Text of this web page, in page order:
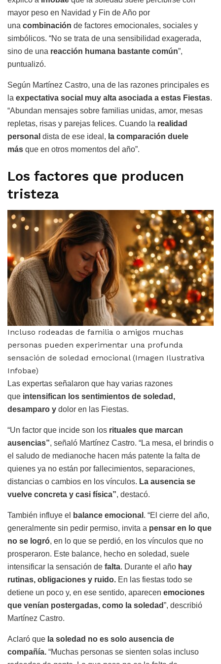
mayor peso en Navidad y Fin de Año por
una combinación de factores emocionales, sociales y
simbólicos. “No se trata de una sensibilidad exagerada,
sino de una reacción humana bastante común”,
puntualizó.
Según Martínez Castro, una de las razones principales es
la expectativa social muy alta asociada a estas Fiestas.
“Abundan mensajes sobre familias unidas, amor, mesas
repletas, risas y parejas felices. Cuando la realidad
personal dista de ese ideal, la comparación duele
más que en otros momentos del año”.
Los factores que producen
tristeza
Incluso rodeadas de familia o amigos muchas
personas pueden experimentar una profunda
sensación de soledad emocional (Imagen Ilustrativa
Infobae)
Las expertas señalaron que hay varias razones
que intensifican los sentimientos de soledad,
desamparo y dolor en las Fiestas.
“Un factor que incide son los rituales que marcan
ausencias”, señaló Martínez Castro. “La mesa, el brindis o
el saludo de medianoche hacen más patente la falta de
quienes ya no están por fallecimientos, separaciones,
distancias o cambios en los vínculos. La ausencia se
vuelve concreta y casi física”, destacó.
También influye el balance emocional . “El cierre del año,
generalmente sin pedir permiso, invita a pensar en lo que
no se logró, en lo que se perdió, en los vínculos que no
prosperaron. Este balance, hecho en soledad, suele
intensificar la sensación de falta. Durante el año hay
rutinas, obligaciones y ruido. En las fiestas todo se
detiene un poco y, en ese sentido, aparecen emociones
que venían postergadas, como la soledad”, describió
Martínez Castro.
Aclaró que la soledad no es solo ausencia de
compañía. “Muchas personas se sienten solas incluso